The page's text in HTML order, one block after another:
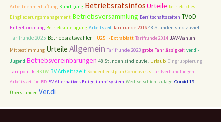
Arbeitnehmerhaftung Kündigung Betriebsratsinfos Urteile betriebliches
Eingliederungsmanagement Betriebsversammlung Bereitschaftszeiten TVöD
Entgeltordnung Betriebsrätetagung Arbeitszeit Tarifrunde 2016 48 Stunden sind zuviel
Tarifrunde 2025 Betriebsratswahlen "U25" - Extrablatt Tarifrunde 2014 JAV-Wahlen
Mitbestimmung Urteile Allgemein Tarifrunde 2023 grobe Fahrlässigkeit ver.di-
Jugend Betriebsvereinbarungen 48 Stunden sind zuviel Urlaub Eingruppierung
Tarifpolitik NKTW BV Arbeitszeit Sonderdienstplan Coronavirus Tarifverhandlungen
Arbeitszeit im RD BV Alternatives Entgeltanreisystem Wechselschichtzulage Corvid 19
Überstunden Ver.di